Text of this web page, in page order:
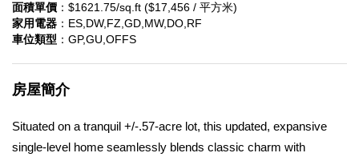
面積單價 ：$1621.75/sq.ft ($17,456 / 平方米)
家用電器 ：ES,DW,FZ,GD,MW,DO,RF
車位類型 ：GP,GU,OFFS
房屋簡介
Situated on a tranquil +/-.57-acre lot, this updated, expansive
single-level home seamlessly blends classic charm with